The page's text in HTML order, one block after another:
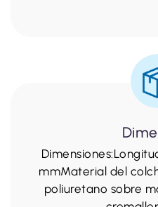
mmMaterial del
poliuretano sobre